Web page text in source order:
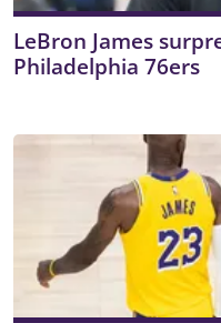
LeBron James
Philadelphia 76ers